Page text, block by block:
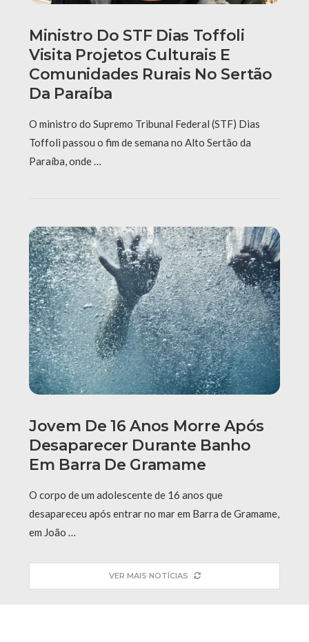
Ministro Do STF Dias Toffoli
Visita Projetos Culturais E
Comunidades Rurais No Sertão
Da Paraíba
O ministro do Supremo Tribunal Federal (STF) Dias
Toffoli passou o fim de semana no Alto Sertão da
Paraíba, onde …
Jovem De 16 Anos Morre Após
Desaparecer Durante Banho
Em Barra De Gramame
O corpo de um adolescente de 16 anos que
desapareceu após entrar no mar em Barra de Gramame,
em João …
VER MAIS NOTÍCIAS